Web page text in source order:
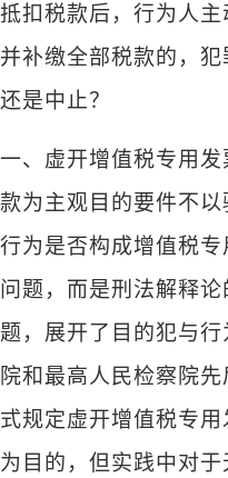
抵扣税款后，行为人
并补缴全部税款的，
还是中止？
一、虚开增值税专用
款为主观目的要件不
行为是否构成增值税
问题，而是刑法解释
题，展开了目的犯与
院和最高人民检察院
式规定虚开增值税专
为目的，但实践中对